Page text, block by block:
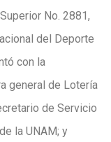
No. 2881,
del Deporte
con la
general de Lotería
de Servicio
la UNAM; y